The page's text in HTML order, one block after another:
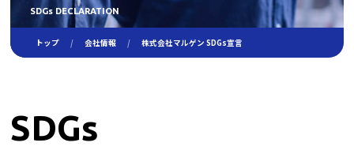
事業継続力強化計画
社外ホットライン
働く環境
先輩たちの仕事
SDGs DECLARATION
トップ 会社情報 株式会社マルゲン SDGs宣言
SDGs